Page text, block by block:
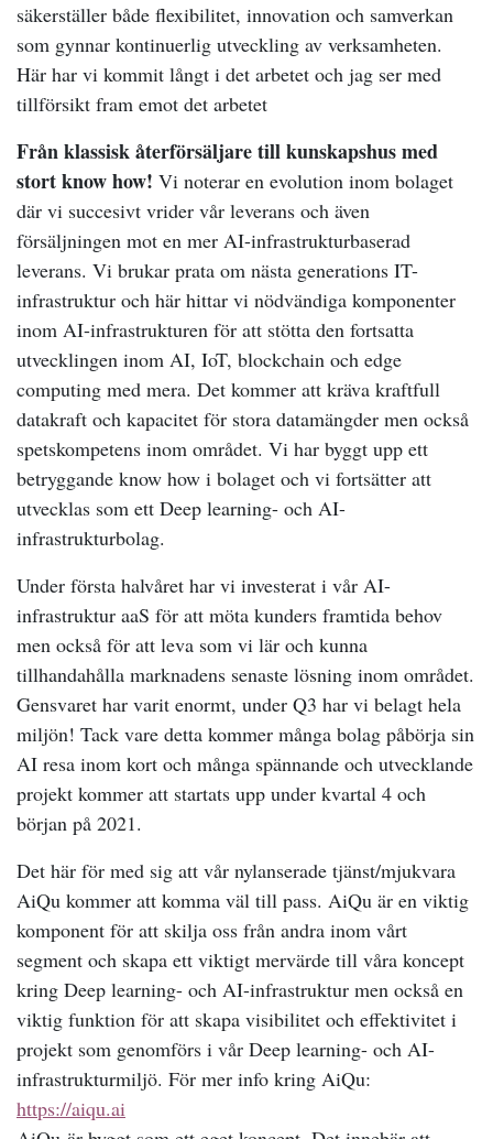
säkerställer både flexibilitet, innovation och samverkan
som gynnar kontinuerlig utveckling av verksamheten.
Här har vi kommit långt i det arbetet och jag ser med
tillförsikt fram emot det arbetet
Från klassisk återförsäljare till kunskapshus med
stort know how! Vi noterar en evolution inom bolaget
där vi succesivt vrider vår leverans och även
försäljningen mot en mer AI-infrastrukturbaserad
leverans. Vi brukar prata om nästa generations IT-
infrastruktur och här hittar vi nödvändiga komponenter
inom AI-infrastrukturen för att stötta den fortsatta
utvecklingen inom AI, IoT, blockchain och edge
computing med mera. Det kommer att kräva kraftfull
datakraft och kapacitet för stora datamängder men också
spetskompetens inom området. Vi har byggt upp ett
betryggande know how i bolaget och vi fortsätter att
utvecklas som ett Deep learning- och AI-
infrastrukturbolag.
Under första halvåret har vi investerat i vår AI-
infrastruktur aaS för att möta kunders framtida behov
men också för att leva som vi lär och kunna
tillhandahålla marknadens senaste lösning inom området.
Gensvaret har varit enormt, under Q3 har vi belagt hela
miljön! Tack vare detta kommer många bolag påbörja sin
AI resa inom kort och många spännande och utvecklande
projekt kommer att startats upp under kvartal 4 och
början på 2021.
Det här för med sig att vår nylanserade tjänst/mjukvara
AiQu kommer att komma väl till pass. AiQu är en viktig
komponent för att skilja oss från andra inom vårt
segment och skapa ett viktigt mervärde till våra koncept
kring Deep learning- och AI-infrastruktur men också en
viktig funktion för att skapa visibilitet och effektivitet i
projekt som genomförs i vår Deep learning- och AI-
infrastrukturmiljö. För mer info kring AiQu:
https://aiqu.ai